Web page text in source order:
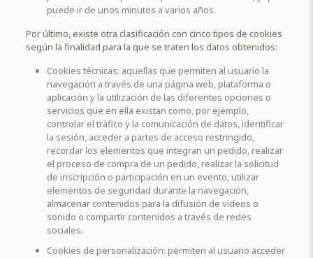
puede ir de unos minutos a varios años.
Por último, existe otra clasificación con cinco tipos de cookies
según la finalidad para la que se traten los datos obtenidos:
Cookies técnicas: aquellas que permiten al usuario la
navegación a través de una página web, plataforma o
aplicación y la utilización de las diferentes opciones o
servicios que en ella existan como, por ejemplo,
controlar el tráfico y la comunicación de datos, identificar
la sesión, acceder a partes de acceso restringido,
recordar los elementos que integran un pedido, realizar
el proceso de compra de un pedido, realizar la solicitud
de inscripción o participación en un evento, utilizar
elementos de seguridad durante la navegación,
almacenar contenidos para la difusión de vídeos o
sonido o compartir contenidos a través de redes
sociales.
Cookies de personalización: permiten al usuario acceder